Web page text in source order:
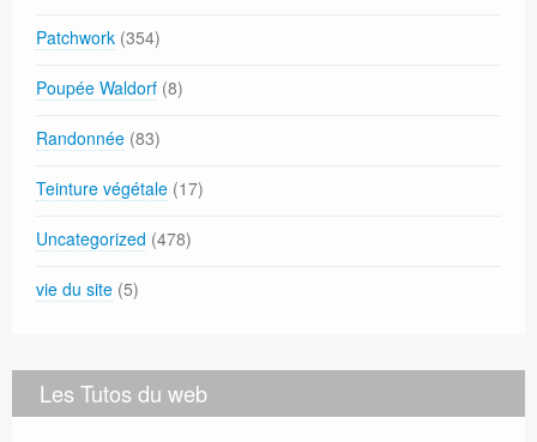
Patchwork (354)
Poupée Waldorf (8)
Randonnée (83)
Teinture végétale (17)
Uncategorized (478)
vie du site (5)
Les Tutos du web